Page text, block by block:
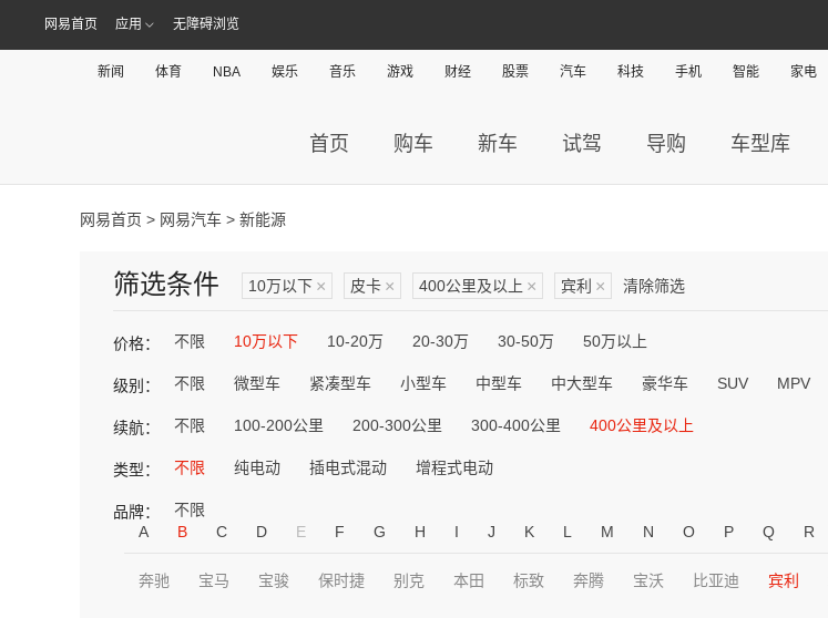
网易首页 应用 无障碍浏览
新闻 体育 NBA 娱乐 音乐 游戏 财经 股票 汽车 科技 手机 智能 家电
首页 购车 新车 试驾 导购 车型库
网易首页 > 网易汽车 > 新能源
筛选条件 10万以下 × 皮卡 × 400公里及以上 × 宾利 × 清除筛选
价格： 不限 10万以下 10-20万 20-30万 30-50万 50万以上
级别： 不限 微型车 紧凑型车 小型车 中型车 中大型车 豪华车 SUV MPV
续航： 不限 100-200公里 200-300公里 300-400公里 400公里及以上
类型： 不限 纯电动 插电式混动 增程式电动
品牌：
不限
A
B C D E F G H I J K L M N O P Q R
奔驰 宝马 宝骏 保时捷 别克 本田 标致 奔腾 宝沃 比亚迪 宾利